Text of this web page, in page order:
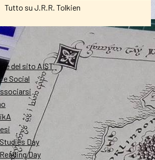
Tutto su J.R.R. Tolkien
del sito AIST
e Social
Day
Day